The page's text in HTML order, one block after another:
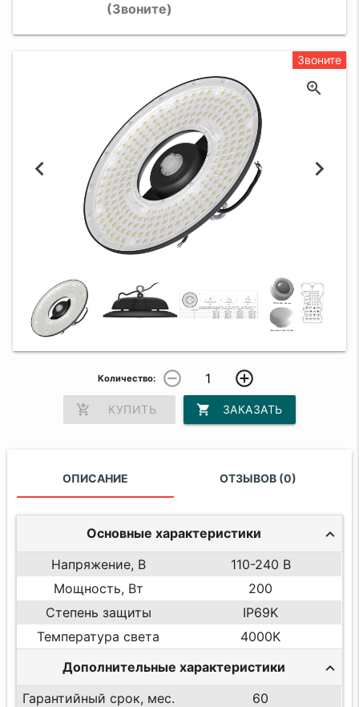
(Звоните)
Звоните
Количество: remove_circle_outline add_circle_outline
add_shopping_cart КУПИТЬ shopping_cart ЗАКАЗАТЬ
ОПИСАНИЕ ОТЗЫВОВ (0)
Основные характеристики
Напряжение, В
110-240 В
Мощность, Вт
200
Степень защиты
IP69K
Температура света
4000K
Дополнительные характеристики
Гарантийный срок, мес.
60